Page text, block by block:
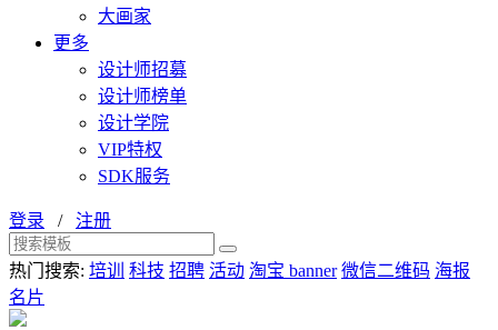
大画家
更多
设计师招募
设计师榜单
设计学院
VIP特权
SDK服务
登录 / 注册
热门搜索: 培训 科技 招聘 活动 淘宝 banner 微信二维码 海报
名片